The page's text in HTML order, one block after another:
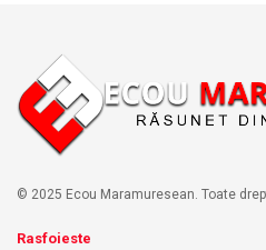
© 2025 Ecou Maramuresean. Toate
Rasfoieste